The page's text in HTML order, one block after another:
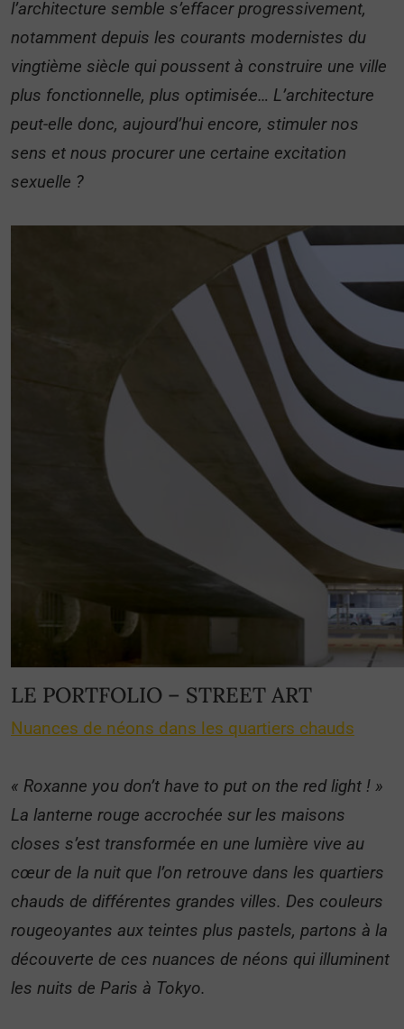
l’architecture semble s’effacer progressivement,
notamment depuis les courants modernistes du
vingtième siècle qui poussent à construire une ville
plus fonctionnelle, plus optimisée… L’architecture
peut-elle donc, aujourd’hui encore, stimuler nos
sens et nous procurer une certaine excitation
sexuelle ?
LE PORTFOLIO – STREET ART
Nuances de néons dans les quartiers chauds
« Roxanne you don’t have to put on the red light ! »
La lanterne rouge accrochée sur les maisons
closes s’est transformée en une lumière vive au
cœur de la nuit que l’on retrouve dans les quartiers
chauds de différentes grandes villes. Des couleurs
rougeoyantes aux teintes plus pastels, partons à la
découverte de ces nuances de néons qui illuminent
les nuits de Paris à Tokyo.